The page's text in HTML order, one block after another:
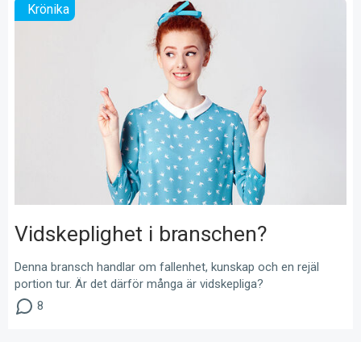
Vidskeplighet i branschen?
Krönika
Denna bransch handlar om fallenhet, kunskap och en rejäl
portion tur. Är det därför många är vidskepliga?
8